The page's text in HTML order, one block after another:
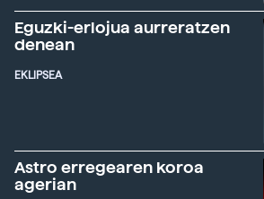
Eguzki-erlojua aurreratzen
denean
EKLIPSEA
Astro erregearen koroa
agerian